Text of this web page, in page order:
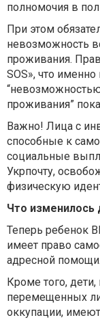
полномочия в
При этом
невозможность
проживания.
SOS», что
проживания”
Важно! Лица с
способные к
социальные
Укрпочту,
физическую
Что изменилось
Теперь ребенок
имеет право
адресной помощи.
Кроме того,
перемещенных
оккупации,